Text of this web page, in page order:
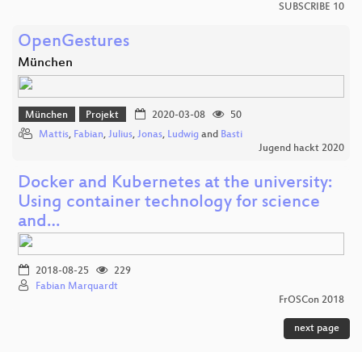
SUBSCRIBE 10
OpenGestures
München
München Projekt 2020-03-08
50
Mattis, Fabian, Julius, Jonas, Ludwig and Basti
Jugend hackt 2020
Docker and Kubernetes at the university:
Using container technology for science
and…
2018-08-25
229
Fabian Marquardt
FrOSCon 2018
next page